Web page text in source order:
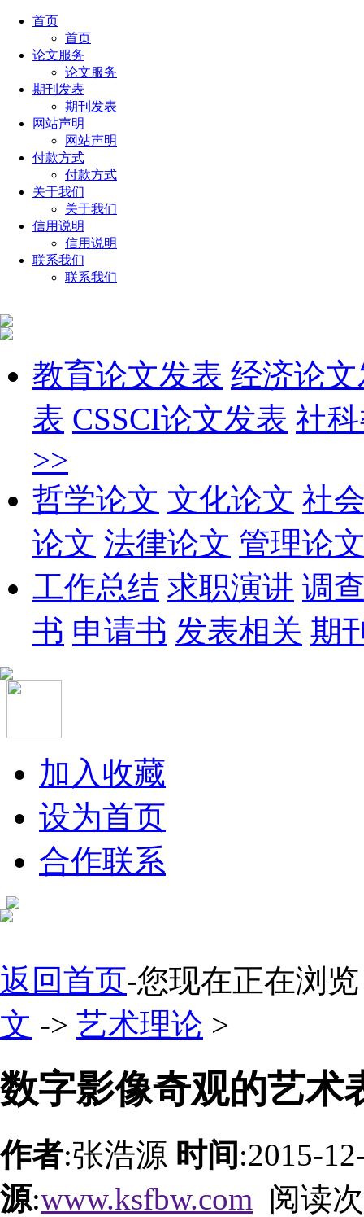
首页
首页
论文服务
论文服务
期刊发表
期刊发表
网站声明
网站声明
付款方式
付款方式
关于我们
关于我们
信用说明
信用说明
联系我们
联系我们
教育论文发表 经济论
表 CSSCI论文发表 社
>>
哲学论文 文化论文 社
论文 法律论文 管理论
工作总结 求职演讲 调
书 申请书 发表相关 期
加入收藏
设为首页
合作联系
返回首页-您现在正在浏
文 -> 艺术理论 >
数字影像奇观的艺术
作者:张浩源 时间 :2015-
源:www.ksfbw.com 阅读